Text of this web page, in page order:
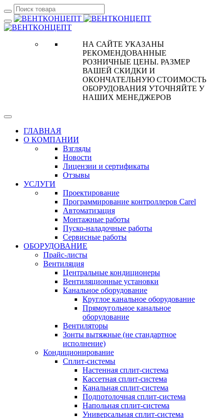
НА САЙТЕ УКАЗАНЫ
РЕКОМЕНДОВАННЫЕ
РОЗНИЧНЫЕ ЦЕНЫ. РАЗМЕР
ВАШЕЙ СКИДКИ И
ОКОНЧАТЕЛЬНУЮ СТОИМОСТЬ
ОБОРУДОВАНИЯ УТОЧНЯЙТЕ У
НАШИХ МЕНЕДЖЕРОВ
ГЛАВНАЯ
О КОМПАНИИ
Взгляды
Новости
Лицензии и сертификаты
Отзывы
УСЛУГИ
Проектирование
Программирование контроллеров Carel
Автоматизация
Монтажные работы
Пуско-наладочные работы
Сервисные работы
ОБОРУДОВАНИЕ
Прайс-листы
Вентиляция
Центральные кондиционеры
Вентиляционные установки
Канальное оборудование
Круглое канальное оборудование
Прямоугольное канальное
оборудование
Вентиляторы
Зонты вытяжные (не стандартное
исполнение)
Кондиционирование
Сплит-системы
Настенная сплит-система
Кассетная сплит-система
Канальная сплит-система
Подпотолочная сплит-система
Напольная сплит-система
Универсальная сплит-система